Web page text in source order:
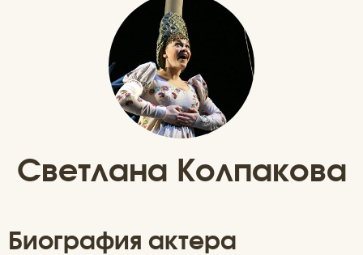
Светлана Колпакова
Биография актера